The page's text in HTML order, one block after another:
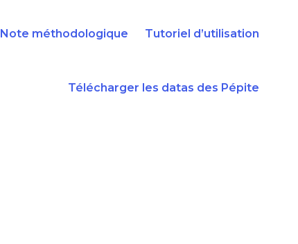
Note méthodologique Tutoriel d’utilisation
Télécharger les datas des Pépite